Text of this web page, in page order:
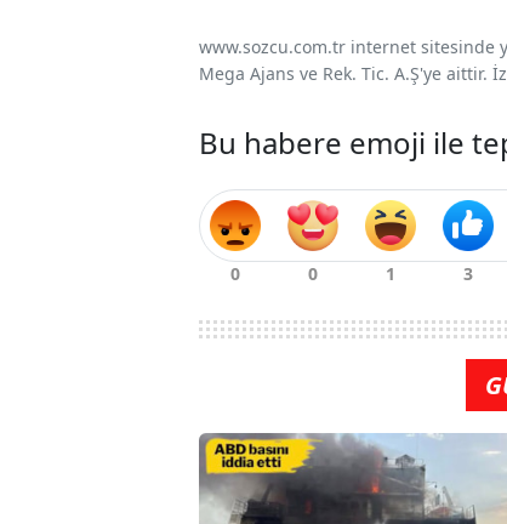
www.sozcu.com.tr internet sitesinde
Mega Ajans ve Rek. Tic. A.Ş'ye aittir.
Bu habere emoji ile